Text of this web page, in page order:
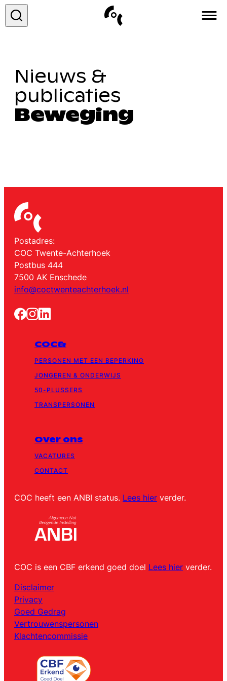
Over ons
Vacatures
Contact
Nieuws &
publicaties
Beweging
Postadres:
COC Twente-Achterhoek
Postbus 444
7500 AK Enschede
info@coctwenteachterhoek.nl
COC&
PERSONEN MET EEN BEPERKING
JONGEREN & ONDERWIJS
50-PLUSSERS
TRANSPERSONEN
Over ons
VACATURES
CONTACT
COC heeft een ANBI status. Lees hier verder.
COC is een CBF erkend goed doel Lees hier verder.
Disclaimer
Privacy
Goed Gedrag
Vertrouwenspersonen
Klachtencommissie